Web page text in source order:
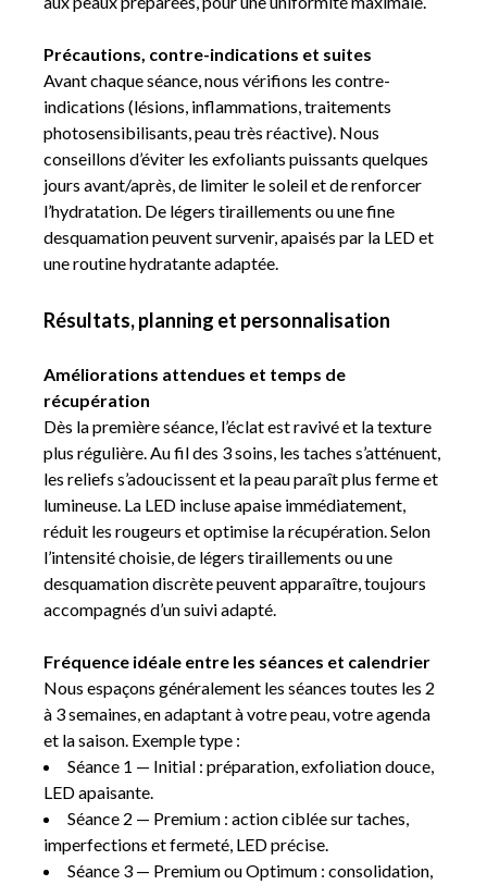
Précautions, contre-indications et suites
Avant chaque séance, nous vérifions les contre-
indications (lésions, inflammations, traitements
photosensibilisants, peau très réactive). Nous
conseillons d’éviter les exfoliants puissants quelques
jours avant/après, de limiter le soleil et de renforcer
l’hydratation. De légers tiraillements ou une fine
desquamation peuvent survenir, apaisés par la LED et
une routine hydratante adaptée.
Résultats, planning et personnalisation
Améliorations attendues et temps de
récupération
Dès la première séance, l’éclat est ravivé et la texture
plus régulière. Au fil des 3 soins, les taches s’atténuent,
les reliefs s’adoucissent et la peau paraît plus ferme et
lumineuse. La LED incluse apaise immédiatement,
réduit les rougeurs et optimise la récupération. Selon
l’intensité choisie, de légers tiraillements ou une
desquamation discrète peuvent apparaître, toujours
accompagnés d’un suivi adapté.
Fréquence idéale entre les séances et calendrier
Nous espaçons généralement les séances toutes les 2
à 3 semaines, en adaptant à votre peau, votre agenda
et la saison. Exemple type :
Séance 1 — Initial : préparation, exfoliation douce,
LED apaisante.
Séance 2 — Premium : action ciblée sur taches,
imperfections et fermeté, LED précise.
Séance 3 — Premium ou Optimum : consolidation,